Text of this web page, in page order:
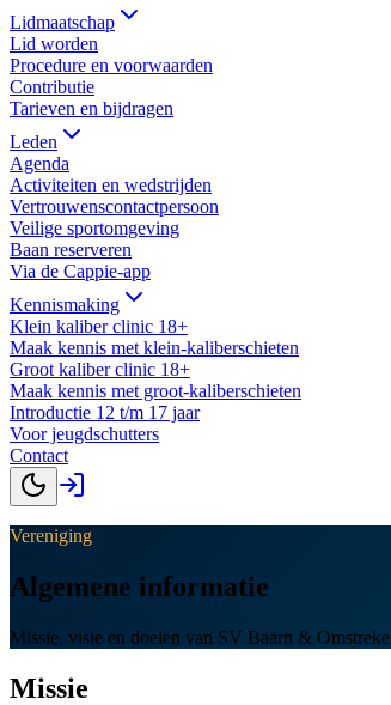
Lidmaatschap
Lid worden
Procedure en voorwaarden
Contributie
Tarieven en bijdragen
Leden
Agenda
Activiteiten en wedstrijden
Vertrouwenscontactpersoon
Veilige sportomgeving
Baan reserveren
Via de Cappie-app
Kennismaking
Klein kaliber clinic 18+
Maak kennis met klein-kaliberschieten
Groot kaliber clinic 18+
Maak kennis met groot-kaliberschieten
Introductie 12 t/m 17 jaar
Voor jeugdschutters
Contact
Vereniging
Algemene informatie
Missie, visie en doelen van SV Baarn &
Missie